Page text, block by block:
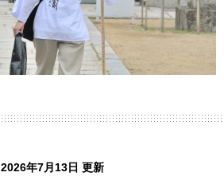
2026年7月13日 更新